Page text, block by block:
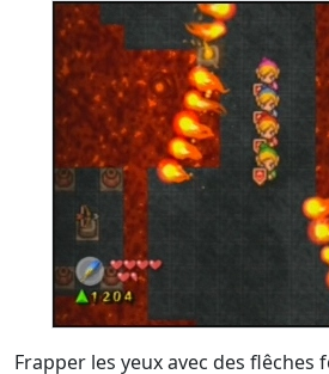
Frapper les yeux avec des flêches